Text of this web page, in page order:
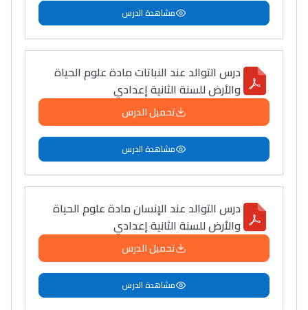
مشاهدة الدرس
درس التوالد عند النباتات مادة علوم الحياة
والأرض للسنة الثانية إعدادي
تحميل الدرس
مشاهدة الدرس
درس التوالد عند الإنسان مادة علوم الحياة
والأرض للسنة الثانية إعدادي
تحميل الدرس
مشاهدة الدرس